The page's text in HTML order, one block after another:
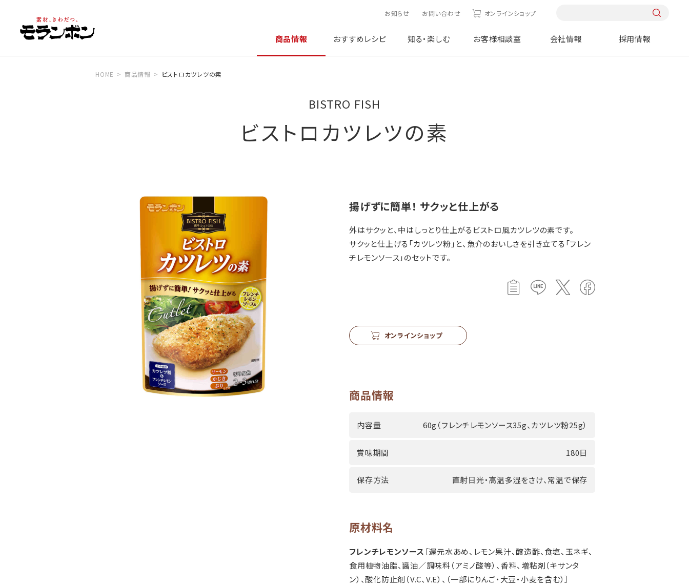
お知らせ お問い合わせ オンラインショップ
商品情報 おすすめレシピ 知る・楽しむ お客様相談室 会社情報 採用情報
HOME 商品情報 ビストロカツレツの素
BISTRO FISH
ビストロカツレツの素
揚げずに簡単！ サクッと仕上がる
外はサクッと、中はしっとり仕上がるビストロ風カツレツの素です。
サクッと仕上げる「カツレツ粉」と、魚介のおいしさを引き立てる「フレン
チレモンソース」のセットです。
オンラインショップ
商品情報
内容量 60g（フレンチレモンソース35g、カツレツ粉25g）
賞味期間 180日
保存方法 直射日光・高温多湿をさけ、常温で保存
原材料名
フレンチレモンソース ［還元水あめ、レモン果汁、醸造酢、食塩、玉ネギ、
食用植物油脂、醤油／調味料（アミノ酸等）、香料、増粘剤（キサンタ
ン）、酸化防止剤（V.C、V.E）、（一部にりんご・大豆・小麦を含む）］